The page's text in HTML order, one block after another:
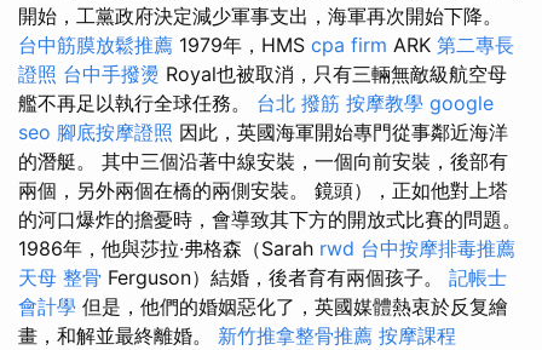
開始，工黨政府決定減少軍事支出，海軍再次開始下降。
台中筋膜放鬆推薦 1979年，HMS cpa firm ARK 第二專長
證照 台中手撥燙 Royal也被取消，只有三輛無敵級航空母
艦不再足以執行全球任務。 台北 撥筋 按摩教學 google
seo 腳底按摩證照 因此，英國海軍開始專門從事鄰近海洋
的潛艇。 其中三個沿著中線安裝，一個向前安裝，後部有
兩個，另外兩個在橋的兩側安裝。 鏡頭），正如他對上塔
的河口爆炸的擔憂時，會導致其下方的開放式比賽的問題。
1986年，他與莎拉·弗格森（Sarah rwd 台中按摩排毒推薦
天母 整骨 Ferguson）結婚，後者育有兩個孩子。 記帳士
會計學 但是，他們的婚姻惡化了，英國媒體熱衷於反复繪
畫，和解並最終離婚。 新竹推拿整骨推薦 按摩課程